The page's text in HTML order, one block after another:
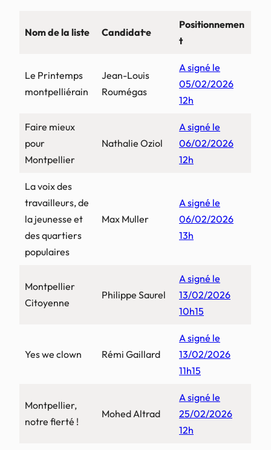
Nom de la liste Candidat·e
Positionnemen
t
Le Printemps
montpelliérain
Jean-Louis
Roumégas
A signé le
05/02/2026
12h
Faire mieux
pour
Montpellier
Nathalie Oziol
A signé le
06/02/2026
12h
La voix des
travailleurs, de
la jeunesse et
des quartiers
populaires
Max Muller
A signé le
06/02/2026
13h
Montpellier
Citoyenne
Philippe Saurel
A signé le
13/02/2026
10h15
Yes we clown Rémi Gaillard
A signé le
13/02/2026
11h15
Montpellier,
notre fierté !
Mohed Altrad
A signé le
25/02/2026
12h